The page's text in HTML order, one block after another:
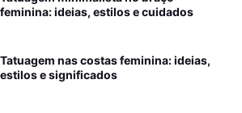
feminina: ideias, estilos e cuidados
Tatuagem nas costas feminina: ideias,
estilos e significados